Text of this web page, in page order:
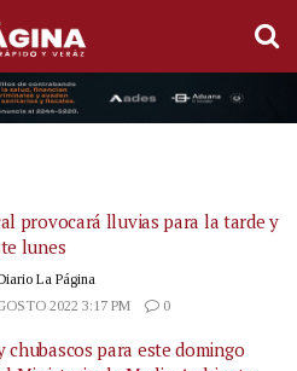
provocará lluvias para la tarde y
lunes
La Página
2022 3:17 PM
0
chubascos para este domingo